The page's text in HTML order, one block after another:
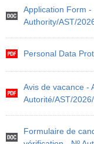
Application Form -
Authority/AST/
Personal Data
Avis de vacance -
Autorité/AST/
Formulaire de